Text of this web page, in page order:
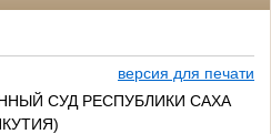
версия для печати
СУД РЕСПУБЛИКИ САХА